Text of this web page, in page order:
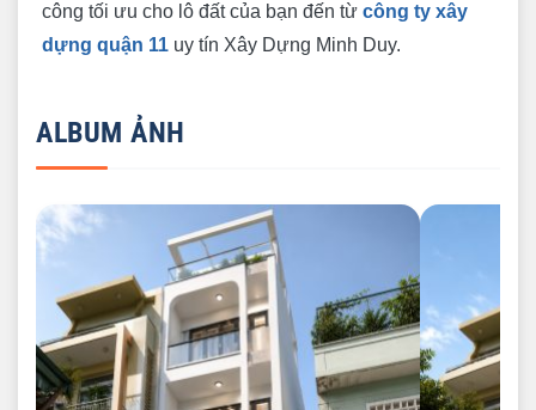
công tối ưu cho lô đất của bạn đến từ công ty xây
dựng quận 11 uy tín Xây Dựng Minh Duy.
ALBUM ẢNH